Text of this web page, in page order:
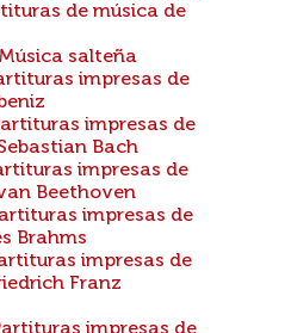
de música de
salteña
impresas de
impresas de
Bach
impresas de
Beethoven
impresas de
Brahms
impresas de
Franz